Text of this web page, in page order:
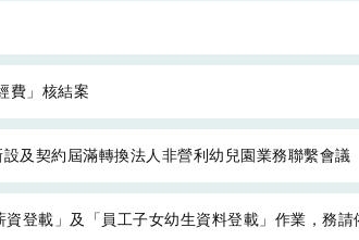
費」核結案
及契約屆滿轉換法人非營利幼兒園業務聯繫會議
登載」及「員工子女幼生資料登載」作業，務